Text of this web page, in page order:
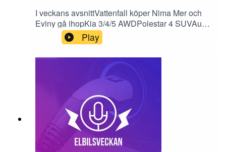
I veckans avsnittVattenfall köper Nima Mer och
Eviny gå ihopKia 3/4/5 AWDPolestar 4 SUVAudi
A4 e-tronDenza ZVeckans begagnatbil från
Carla https://www.carla.se/kopa-bil/tesla/model-3
(Reklam)Utmaningen att elektrifiera motorsporten
Play